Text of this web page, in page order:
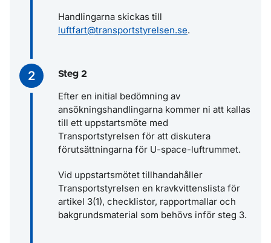
Handlingarna skickas till
luftfart@transportstyrelsen.se.
Steg 2
Efter en initial bedömning av
ansökningshandlingarna kommer ni att kallas
till ett uppstartsmöte med
Transportstyrelsen för att diskutera
förutsättningarna för U-space-luftrummet.
Vid uppstartsmötet tillhandahåller
Transportstyrelsen en kravkvittenslista för
artikel 3(1), checklistor, rapportmallar och
bakgrundsmaterial som behövs inför steg 3.